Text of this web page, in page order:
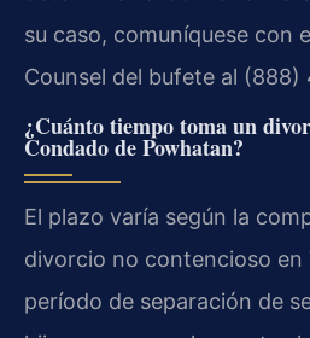
su caso, comuníquese con
Counsel del bufete al (888)
¿Cuánto tiempo toma un
Condado de Powhatan?
El plazo varía según la
divorcio no contencioso en
período de separación de